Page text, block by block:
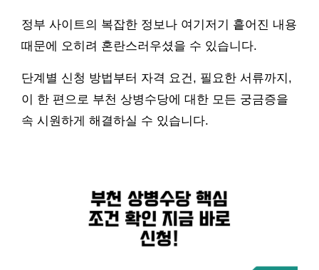
정부 사이트의 복잡한 정보나 여기저기 흩어진 내용
때문에 오히려 혼란스러우셨을 수 있습니다.
단계별 신청 방법부터 자격 요건, 필요한 서류까지,
이 한 편으로 부천 상병수당에 대한 모든 궁금증을
속 시원하게 해결하실 수 있습니다.